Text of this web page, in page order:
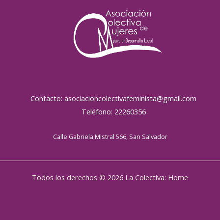
Contacto: asociacioncolectivafeminista@gmail.com
Teléfono: 22260356
Calle Gabriela Mistral 566, San Salvador
Todos los derechos © 2026 La Colectiva: Home